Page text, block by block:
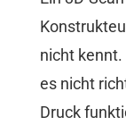
nicht kennt.
es nicht
Druck